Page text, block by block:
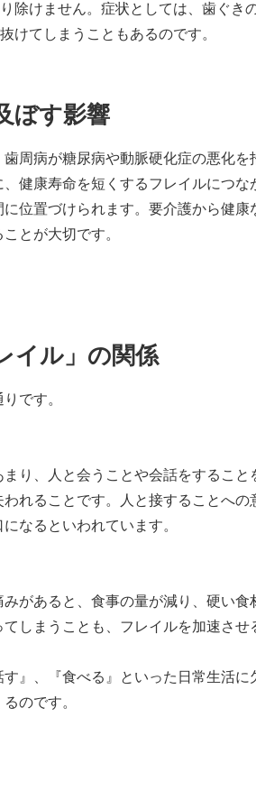
除けません。症状としては、歯ぐき
けてしまうこともあるのです。
ぼす影響
周病が糖尿病や動脈硬化症の悪化
健康寿命を短くするフレイルにつ
位置づけられます。要介護から健
とが大切です。
イル」の関係
です。
り、人と会うことや会話をするこ
れることです。人と接することへ
なるといわれています。
があると、食事の量が減り、硬い
しまうことも、フレイルを加速させ
』、『食べる』といった日常生活に
のです。